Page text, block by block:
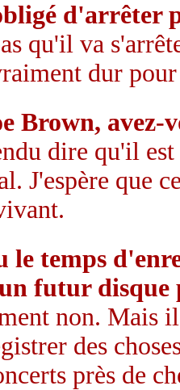
d'arrêter
qu'il va
dur
Brown, avez-
dire qu'il
J'espère que
le temps
futur disque
non. Mais
des
près de